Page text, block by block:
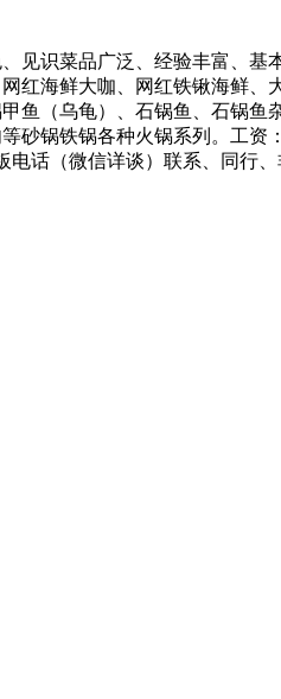
见识菜品广泛、经验丰富、基
红海鲜大咖、网红铁锹海鲜、
鱼（乌龟）、石锅鱼、石锅鱼
锅铁锅各种火锅系列。工资
话（微信详谈）联系、同行、